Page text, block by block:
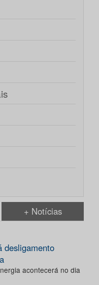
+ Notícias
desligamento
acontecerá no dia